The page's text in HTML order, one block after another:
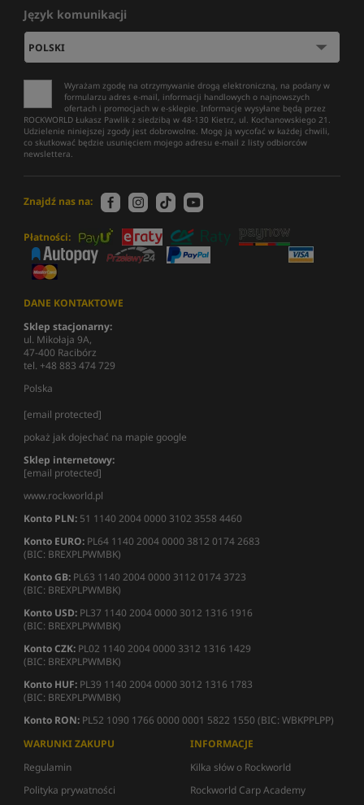
Język komunikacji
Wyrażam zgodę na otrzymywanie drogą elektroniczną, na podany w
formularzu adres e-mail, informacji handlowych o najnowszych
ofertach i promocjach w e-sklepie. Informacje wysyłane będą przez
ROCKWORLD Łukasz Pawlik z siedzibą w 48-130 Kietrz, ul. Kochanowskiego 21.
Udzielenie niniejszej zgody jest dobrowolne. Mogę ją wycofać w każdej chwili,
co skutkować będzie usunięciem mojego adresu e-mail z listy odbiorców
newslettera.
Znajdź nas na:
Płatności:
DANE KONTAKTOWE
Sklep stacjonarny:
ul. Mikołaja 9A,
47-400 Racibórz
tel. +48 883 474 729
Polska
[email protected]
pokaż jak dojechać na mapie google
Sklep internetowy:
[email protected]
www.rockworld.pl
Konto PLN: 51 1140 2004 0000 3102 3558 4460
Konto EURO: PL64 1140 2004 0000 3812 0174 2683
(BIC: BREXPLPWMBK)
Konto GB: PL63 1140 2004 0000 3112 0174 3723
(BIC: BREXPLPWMBK)
Konto USD: PL37 1140 2004 0000 3012 1316 1916
(BIC: BREXPLPWMBK)
Konto CZK: PL02 1140 2004 0000 3312 1316 1429
(BIC: BREXPLPWMBK)
Konto HUF: PL39 1140 2004 0000 3012 1316 1783
(BIC: BREXPLPWMBK)
Konto RON: PL52 1090 1766 0000 0001 5822 1550 (BIC: WBKPPLPP)
WARUNKI ZAKUPU
Regulamin
Polityka prywatności
INFORMACJE
Kilka słów o Rockworld
Rockworld Carp Academy